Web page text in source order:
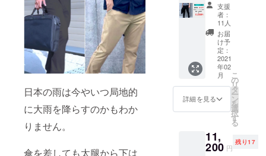
日本の雨は今やいつ局地的
に大雨を降らすのかもわか
りません。
傘を差しても太腿から下は
なっていき
ます。
精一杯、プ
ロジェクト
に取り組ん
で参ります
ので、少し
でも興味を
持って頂だ
頂けますと
幸いです。
ンツ
30％OF
F ・8K
撥水パ
ンツ
ブラッ
ク ・取
扱説明
書
支援
者：
11人
お届
け予
定：
2021
年02
月
詳細を見る
こ
の
リ
タ
ー
ン
を
選
択
す
る
11,
200 円
残り17